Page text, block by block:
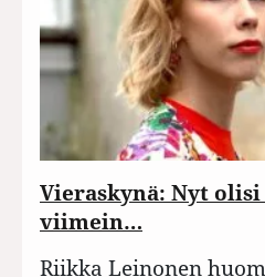
Vieraskynä: Nyt
viimein…
Riikka Leinonen